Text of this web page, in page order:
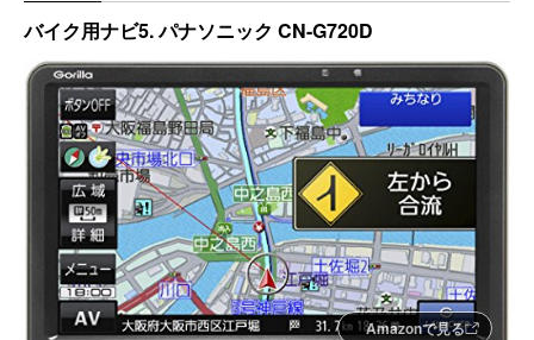
バイク用ナビ5. パナソニック CN-G720D
Amazonで見る